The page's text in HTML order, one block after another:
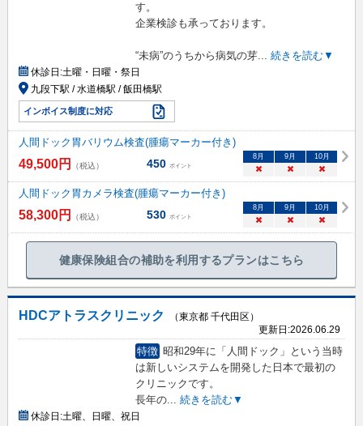
す。
企業検診も承っております。
“未病”のうちから病気の芽... 続きを読む▼
休診日:土曜・日曜・祭日
九段下駅 / 水道橋駅 / 飯田橋駅
インボイス制度に対応
人間ドック胃バリウム検査(腫瘍マーカー付き)
49,500円 （税込） 450 ポイント
8月 9月 10月
× × ×
人間ドック胃カメラ検査(腫瘍マーカー付き)
58,300円 （税込） 530 ポイント
8月 9月 10月
× × ×
健康保険組合の補助を利用するプランはこちら
HDCアトラスクリニック
（東京都 千代田区）
更新日:2026.06.29
特徴 昭和29年に「人間ドック」という当時
は新しいシステムを開発した日本で最初の
クリニックです。
長年の... 続きを読む▼
休診日:土曜、日曜、祝日